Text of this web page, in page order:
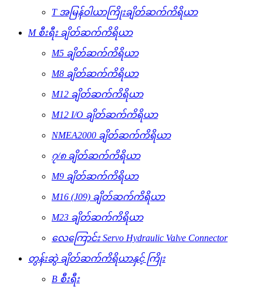
T အမြန်ဝါယာကြိုးချိတ်ဆက်ကိရိယာ
M စီးရီး ချိတ်ဆက်ကိရိယာ
M5 ချိတ်ဆက်ကိရိယာ
M8 ချိတ်ဆက်ကိရိယာ
M12 ချိတ်ဆက်ကိရိယာ
M12 I/O ချိတ်ဆက်ကိရိယာ
NMEA2000 ချိတ်ဆက်ကိရိယာ
၇/၈ ချိတ်ဆက်ကိရိယာ
M9 ချိတ်ဆက်ကိရိယာ
M16 (J09) ချိတ်ဆက်ကိရိယာ
M23 ချိတ်ဆက်ကိရိယာ
လေကြောင်း Servo Hydraulic Valve Connector
တွန်းဆွဲ ချိတ်ဆက်ကိရိယာနှင့် ကြိုး
B စီးရီး